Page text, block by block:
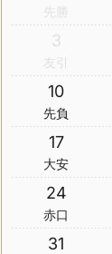
先勝
3
友引
10
先負
17
大安
24
赤口
31